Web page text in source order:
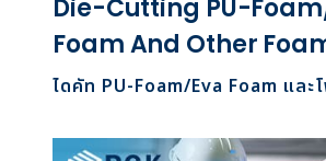
Die-Cutting PU-
Foam And Other
ไดคัท PU-Foam/Eva Foam และ